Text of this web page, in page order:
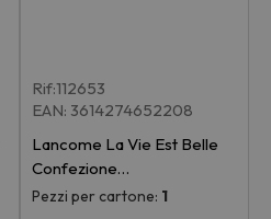
Rif:112653
EAN: 3614274652208
Lancome La Vie Est Belle
Confezione…
Pezzi per cartone: 1